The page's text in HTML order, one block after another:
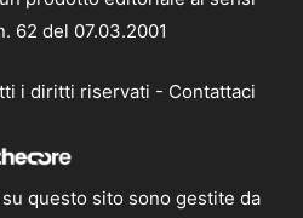
62 del 07.03.2001
i diritti riservati - Contattaci
questo sito sono gestite da